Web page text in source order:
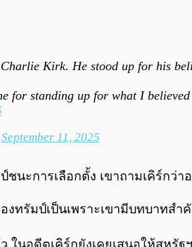
Kirk. He stood up for his
for standing up for what I
September 11, 2025
นะการเลือกตั้ง เขาถามเคิร์กว่
งทรัมป์เป็นเพราะเขามีบทบาท